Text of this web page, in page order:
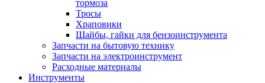
тормоза
Тросы
Храповики
Шайбы, гайки для бензоинструмента
Запчасти на бытовую технику
Запчасти на электроинструмент
Расходные материалы
Инструменты